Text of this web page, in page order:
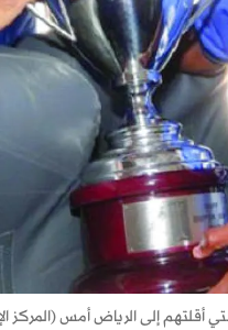
أقلتهم إلى الرياض أمس (المركز